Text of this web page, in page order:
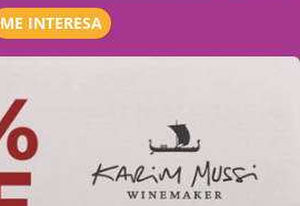
ME INTERESA